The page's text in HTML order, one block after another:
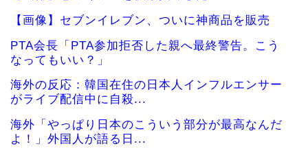
【画像】セブンイレブン、ついに神商品を販売
PTA会長「PTA参加拒否した親へ最終警告。こう
なってもいい？」
海外の反応：韓国在住の日本人インフルエンサー
がライブ配信中に自殺...
海外「やっぱり日本のこういう部分が最高なんだ
よ！」外国人が語る日...